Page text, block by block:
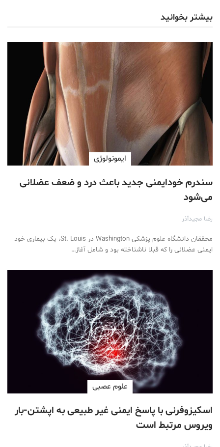
بیشتر بخوانید
ایمونولوژی
سندرم خودایمنی جدید باعث درد و ضعف عضلانی
می‌شود
رضا مجیدآذر
محققان دانشگاه علوم پزشکی Washington در St. Louis، یک بیماری خود
ایمنی عضلانی را که قبلا ناشناخته بود و شامل آغاز…
علوم عصبی
اسکیزوفرنی با پاسخ ایمنی غیر طبیعی به اپشتن-بار
ویروس مرتبط است